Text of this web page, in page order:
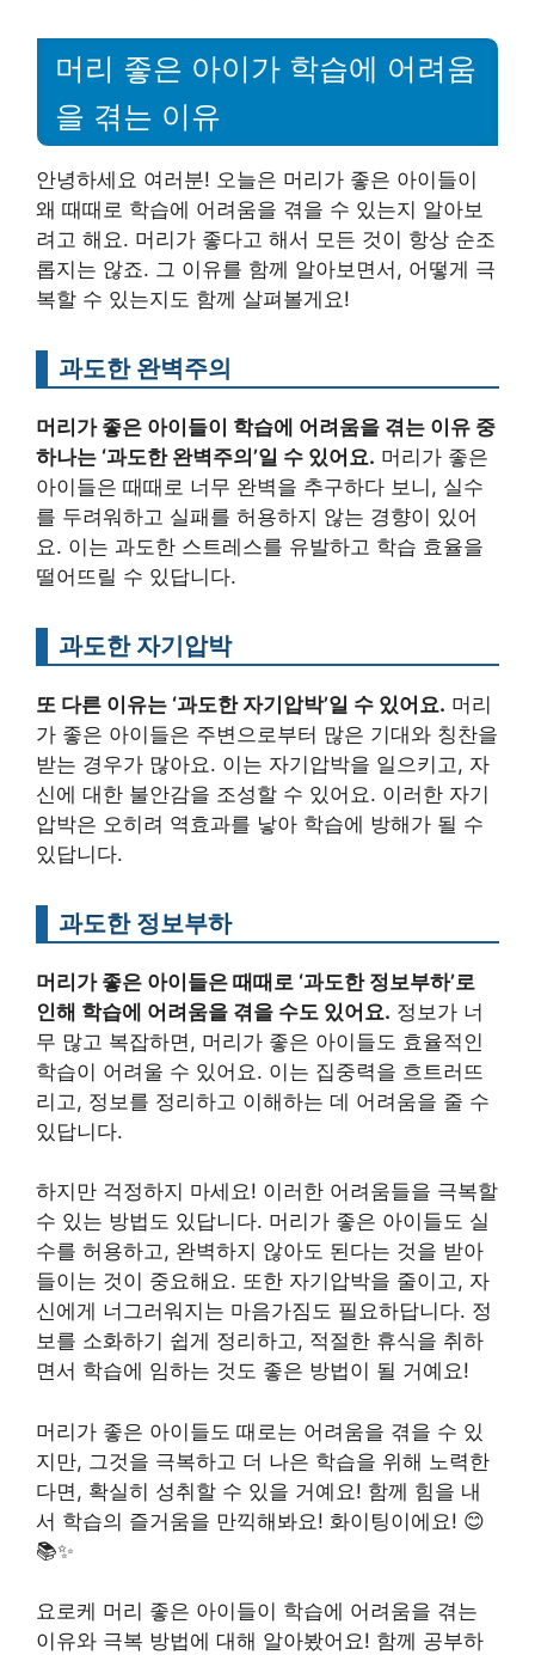
머리 좋은 아이가 학습에 어려움
을 겪는 이유
안녕하세요 여러분! 오늘은 머리가 좋은 아이들이
왜 때때로 학습에 어려움을 겪을 수 있는지 알아보
려고 해요. 머리가 좋다고 해서 모든 것이 항상 순조
롭지는 않죠. 그 이유를 함께 알아보면서, 어떻게 극
복할 수 있는지도 함께 살펴볼게요!
과도한 완벽주의
머리가 좋은 아이들이 학습에 어려움을 겪는 이유 중
하나는 ‘과도한 완벽주의’일 수 있어요. 머리가 좋은
아이들은 때때로 너무 완벽을 추구하다 보니, 실수
를 두려워하고 실패를 허용하지 않는 경향이 있어
요. 이는 과도한 스트레스를 유발하고 학습 효율을
떨어뜨릴 수 있답니다.
과도한 자기압박
또 다른 이유는 ‘과도한 자기압박’일 수 있어요. 머리
가 좋은 아이들은 주변으로부터 많은 기대와 칭찬을
받는 경우가 많아요. 이는 자기압박을 일으키고, 자
신에 대한 불안감을 조성할 수 있어요. 이러한 자기
압박은 오히려 역효과를 낳아 학습에 방해가 될 수
있답니다.
과도한 정보부하
머리가 좋은 아이들은 때때로 ‘과도한 정보부하’로
인해 학습에 어려움을 겪을 수도 있어요. 정보가 너
무 많고 복잡하면, 머리가 좋은 아이들도 효율적인
학습이 어려울 수 있어요. 이는 집중력을 흐트러뜨
리고, 정보를 정리하고 이해하는 데 어려움을 줄 수
있답니다.
하지만 걱정하지 마세요! 이러한 어려움들을 극복할
수 있는 방법도 있답니다. 머리가 좋은 아이들도 실
수를 허용하고, 완벽하지 않아도 된다는 것을 받아
들이는 것이 중요해요. 또한 자기압박을 줄이고, 자
신에게 너그러워지는 마음가짐도 필요하답니다. 정
보를 소화하기 쉽게 정리하고, 적절한 휴식을 취하
면서 학습에 임하는 것도 좋은 방법이 될 거예요!
머리가 좋은 아이들도 때로는 어려움을 겪을 수 있
지만, 그것을 극복하고 더 나은 학습을 위해 노력한
다면, 확실히 성취할 수 있을 거예요! 함께 힘을 내
서 학습의 즐거움을 만끽해봐요! 화이팅이에요! 😊
📚✨
요로케 머리 좋은 아이들이 학습에 어려움을 겪는
이유와 극복 방법에 대해 알아봤어요! 함께 공부하